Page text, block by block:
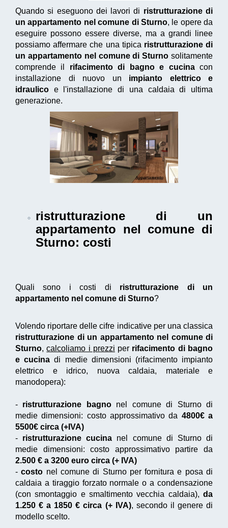
Quando si eseguono dei lavori di ristrutturazione di
un appartamento nel comune di Sturno, le opere da
eseguire possono essere diverse, ma a grandi linee
possiamo affermare che una tipica ristrutturazione di
un appartamento nel comune di Sturno solitamente
comprende il rifacimento di bagno e cucinacon
installazione di nuovo un impianto elettrico e
idraulico e l'installazione di una caldaia di ultima
generazione.
ristrutturazione di un
appartamento nel comune di
Sturno: costi
Quali sono i costi di ristrutturazione di un
appartamento nel comune di Sturno?
Volendo riportare delle cifre indicative per una classica
ristrutturazione di un appartamento nel comune di
Sturno,calcoliamo i prezzi per rifacimento di bagno
e cucina di medie dimensioni (rifacimento impianto
elettrico e idrico, nuova caldaia, materiale e
manodopera):
- ristrutturazione bagnonel comune di Sturno di
medie dimensioni: costo approssimativo da 4800€ a
5500€ circa (+IVA)
- ristrutturazione cucina nel comune di Sturno di
medie dimensioni: costo approssimativo partire da
2.500 € a 3200 euro circa (+ IVA)
-costo nel comune di Sturno per fornitura e posa di
caldaia a tiraggio forzato normale o a condensazione
(con smontaggio e smaltimento vecchia caldaia), da
1.250 € a 1850 € circa (+ IVA), secondo il genere di
modello scelto.